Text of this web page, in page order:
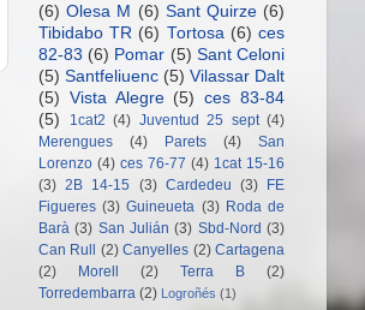
(6) Olesa M (6) Sant Quirze (6)
Tibidabo TR (6) Tortosa (6) ces
82-83 (6) Pomar (5) Sant Celoni
(5) Santfeliuenc (5) Vilassar Dalt
(5) Vista Alegre (5)
ces 83-84
(5)
1cat2 (4) Juventud 25 sept (4)
Merengues
(4) Parets (4)
San
Lorenzo (4) ces 76-77 (4) 1cat 15-16
(3) 2B 14-15 (3) Cardedeu (3)
FE
Figueres (3) Guineueta (3) Roda de
Barà (3) San Julián (3) Sbd-Nord (3)
Can Rull
(2) Canyelles (2) Cartagena
(2)
Morell (2) Terra B
(2)
Torredembarra (2) Logroñés (1)